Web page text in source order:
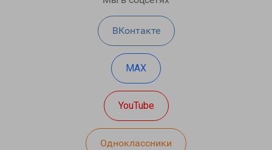
ВКонтакте
MAX
YouTube
Одноклассники